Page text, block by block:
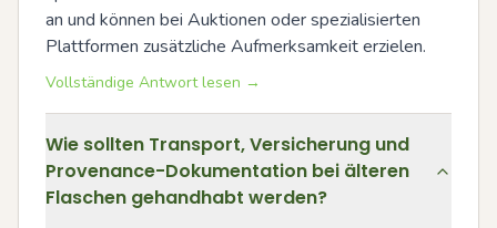
an und können bei Auktionen oder spezialisierten
Plattformen zusätzliche Aufmerksamkeit erzielen.
Vollständige Antwort lesen →
Wie sollten Transport, Versicherung und
Provenance-Dokumentation bei älteren
Flaschen gehandhabt werden?